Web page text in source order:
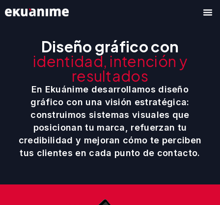
Diseño gráfico con
identidad, intención y
resultados
En Ekuánime desarrollamos diseño
gráfico con una visión estratégica:
construimos sistemas visuales que
posicionan tu marca, refuerzan tu
credibilidad y mejoran cómo te perciben
tus clientes en cada punto de contacto.